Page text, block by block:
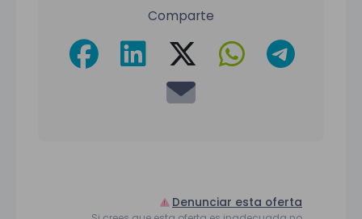
Comparte
Denunciar esta oferta